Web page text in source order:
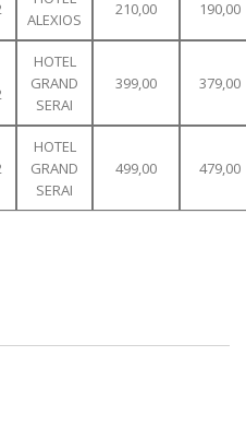
ALEXIOS
210,00 190,00
HOTEL
GRAND
SERAI
399,00 379,00
HOTEL
GRAND
SERAI
499,00 479,00